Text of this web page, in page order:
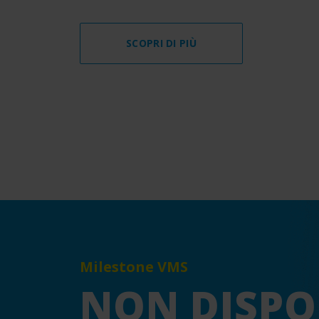
SCOPRI DI PIÙ
Milestone VMS
NON